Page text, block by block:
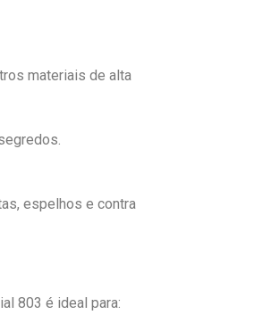
materiais de alta
espelhos e contra
803 é ideal para: